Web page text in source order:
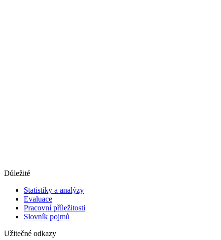
Důležité
Statistiky a analýzy
Evaluace
Pracovní příležitosti
Slovník pojmů
Užitečné odkazy